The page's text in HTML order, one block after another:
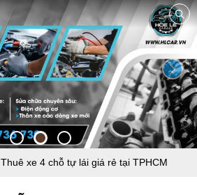
Thuê xe 4 chỗ tự lái giá rẻ tại TPHCM